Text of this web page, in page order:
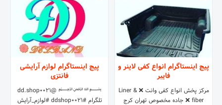
پیج اینستاگرام انواع کفی لاینر و
فایبر
مرکز پخش انواع کفی وانت ❌ Liner &
fiber ❌ جاده مخصوص تهران کرج
پیج اینستاگرام لوازم آرایشی
فانتزی
﷽ @dd.shop0021
تلگرام #ddshop0021 #لوازم_آرایش